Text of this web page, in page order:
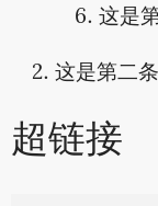
这是
这是第二条
超链接